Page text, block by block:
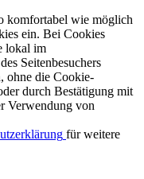
komfortabel wie möglich
ein. Bei Cookies
lokal im
Seitenbesuchers
ohne die Cookie-
durch Bestätigung mit
Verwendung von
für weitere